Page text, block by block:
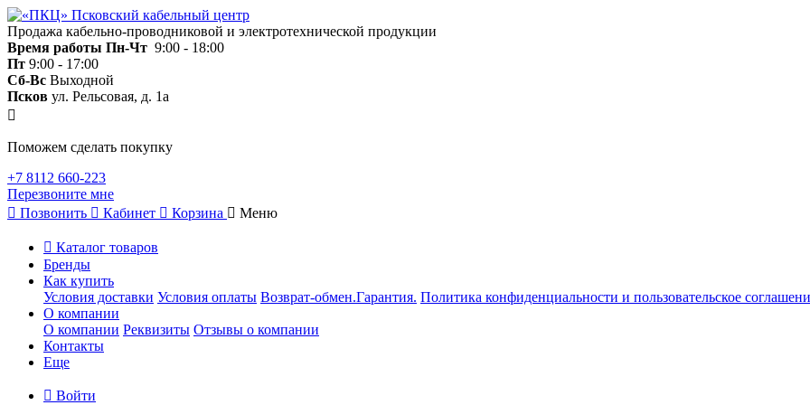
Продажа кабельно-проводниковой и электротехнической продукции
Время работы Пн-Чт 9:00 - 18:00
Пт 9:00 - 17:00
Сб-Вс Выходной
Псков ул. Рельсовая, д. 1а
Поможем сделать покупку
+7 8112 660-223
Перезвоните мне
Позвонить
Кабинет Корзина Меню
Каталог товаров
Бренды
Как купить
Условия доставки Условия оплаты Возврат-обмен.Гарантия. Политика конфиденциальности и пользовательское
О компании
О компании Реквизиты Отзывы о компании
Контакты
Еще
Войти